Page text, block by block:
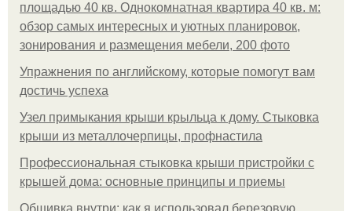
площадью 40 кв. Однокомнатная квартира 40 кв. м:
обзор самых интересных и уютных планировок,
зонирования и размещения мебели, 200 фото
Упражнения по английскому, которые помогут вам
достичь успеха
Узел примыкания крыши крыльца к дому. Стыковка
крыши из металлочерпицы, профнастила
Профессиональная стыковка крыши пристройки с
крышей дома: основные принципы и приемы
Обшивка внутри: как я использовал березовую